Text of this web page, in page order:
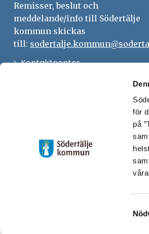
för
på
Remisser, beslut och
meddelande/info till Södertälje
kommun skickas
till:
KontaktcenterÖppna
fönster
Anslagstavla
Skicka faktura till Södertälje